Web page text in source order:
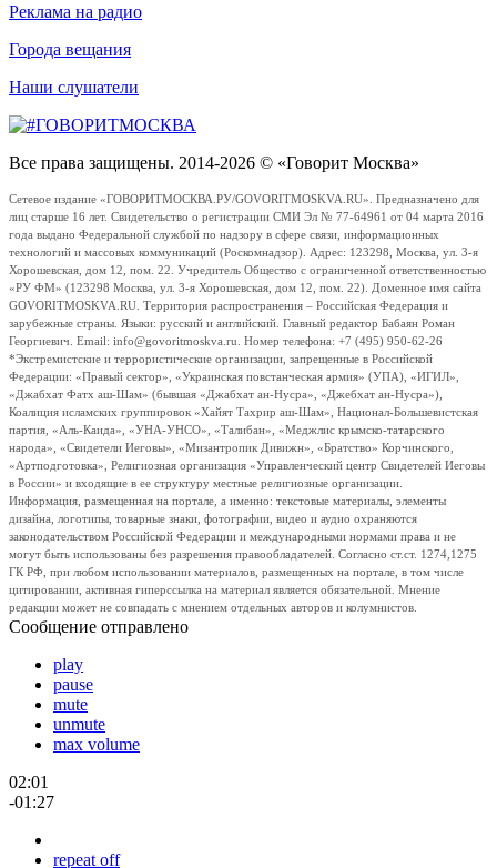
Реклама на радио
Города вещания
Наши слушатели
Все права защищены. 2014-2026 © «Говорит Москва»
Сетевое издание «ГОВОРИТМОСКВА.РУ/GOVORITMOSKVA.RU». Предназначено для
лиц старше 16 лет. Свидетельство о регистрации СМИ Эл № 77-64961 от 04 марта 2016
года выдано Федеральной службой по надзору в сфере связи, информационных
технологий и массовых коммуникаций (Роскомнадзор). Адрес: 123298, Москва, ул. 3-я
Хорошевская, дом 12, пом. 22. Учредитель Общество с ограниченной ответственностью
«РУ ФМ» (123298 Москва, ул. 3-я Хорошевская, дом 12, пом. 22). Доменное имя сайта
GOVORITMOSKVA.RU. Территория распространения – Российская Федерация и
зарубежные страны. Языки: русский и английский. Главный редактор Бабаян Роман
Георгиевич. Email: info@govoritmoskva.ru. Номер телефона: +7 (495) 950-62-26
*Экстремистские и террористические организации, запрещенные в Российской
Федерации: «Правый сектор», «Украинская повстанческая армия» (УПА), «ИГИЛ»,
«Джабхат Фатх аш-Шам» (бывшая «Джабхат ан-Нусра», «Джебхат ан-Нусра»),
Коалиция исламских группировок «Хайят Тахрир аш-Шам», Национал-Большевистская
партия, «Аль-Каида», «УНА-УНСО», «Талибан», «Меджлис крымско-татарского
народа», «Свидетели Иеговы», «Мизантропик Дивижн», «Братство» Корчинского,
«Артподготовка», Религиозная организация «Управленческий центр Свидетелей Иеговы
в России» и входящие в ее структуру местные религиозные организации.
Информация, размещенная на портале, а именно: текстовые материалы, элементы
дизайна, логотипы, товарные знаки, фотографии, видео и аудио охраняются
законодательством Российской Федерации и международными нормами права и не
могут быть использованы без разрешения правообладателей. Согласно ст.ст. 1274,1275
ГК РФ, при любом использовании материалов, размещенных на портале, в том числе
цитировании, активная гиперссылка на материал является обязательной. Мнение
редакции может не совпадать с мнением отдельных авторов и колумнистов.
Сообщение отправлено
play
pause
mute
unmute
max volume
02:01
-01:27
repeat off